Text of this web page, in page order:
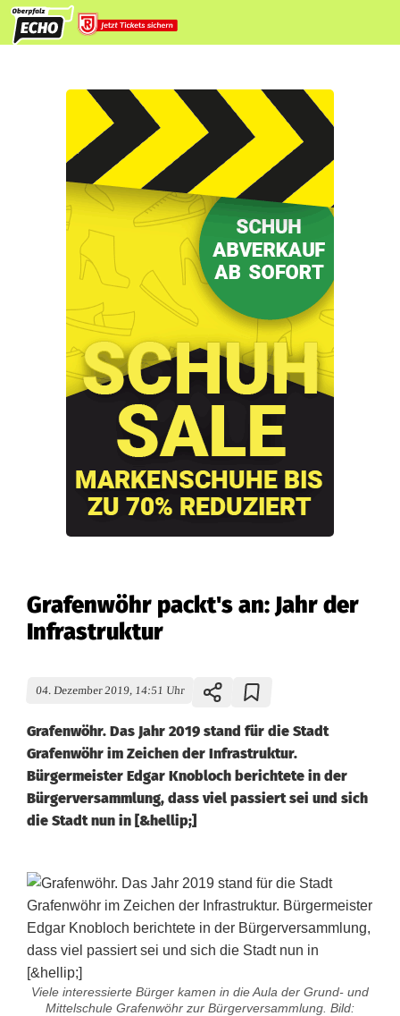
Grafenwöhr packt's an: Jahr der
Infrastruktur
04. Dezember 2019, 14:51 Uhr
Grafenwöhr. Das Jahr 2019 stand für die Stadt
Grafenwöhr im Zeichen der Infrastruktur.
Bürgermeister Edgar Knobloch berichtete in der
Bürgerversammlung, dass viel passiert sei und sich
die Stadt nun in [&hellip;]
Viele interessierte Bürger kamen in die Aula der Grund- und
Mittelschule Grafenwöhr zur Bürgerversammlung. Bild: